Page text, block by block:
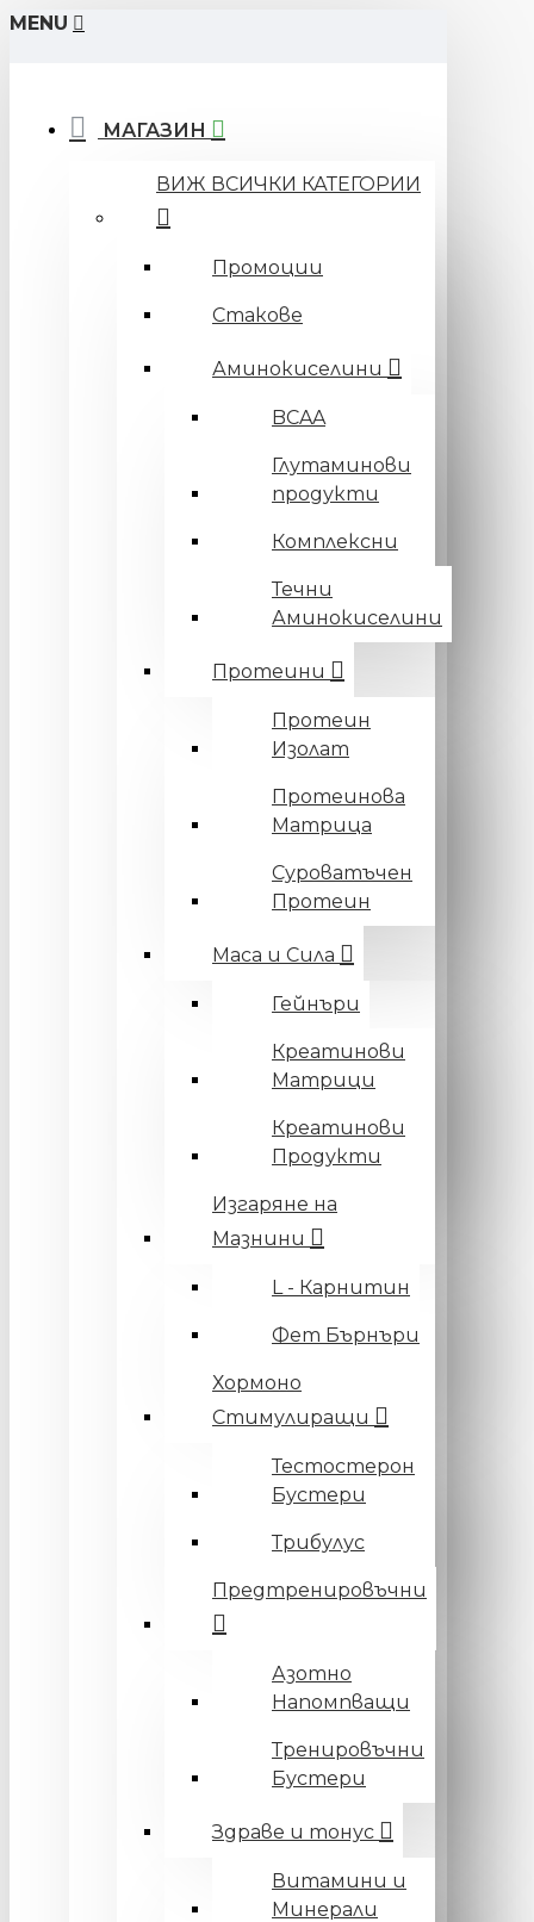
MENU
МАГАЗИН
ВИЖ ВСИЧКИ КАТЕГОРИИ
Промоции
Стакове
Аминокиселини
BCAA
Глутаминови
продукти
Комплексни
Течни
Аминокиселини
Протеини
Протеин
Изолат
Протеинова
Матрица
Суроватъчен
Протеин
Маса и Сила
Гейнъри
Креатинови
Матрици
Креатинови
Продукти
Изгаряне на
Мазнини
L - Карнитин
Фет Бърнъри
Хормоно
Стимулиращи
Тестостерон
Бустери
Трибулус
Предтренировъчни
Азотно
Напомпващи
Тренировъчни
Бустери
Здраве и тонус
Витамини и
Минерали